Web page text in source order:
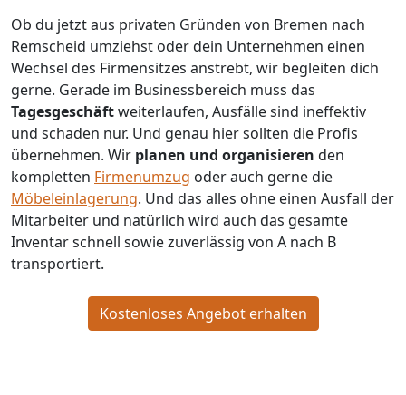
Ob du jetzt aus privaten Gründen von Bremen nach
Remscheid umziehst oder dein Unternehmen einen
Wechsel des Firmensitzes anstrebt, wir begleiten dich
gerne. Gerade im Businessbereich muss das
Tagesgeschäftweiterlaufen, Ausfälle sind ineffektiv
und schaden nur. Und genau hier sollten die Profis
übernehmen. Wir planen und organisieren den
kompletten Firmenumzug oder auch gerne die
Möbeleinlagerung. Und das alles ohne einen Ausfall der
Mitarbeiter und natürlich wird auch das gesamte
Inventar schnell sowie zuverlässig von A nach B
transportiert.
Kostenloses Angebot erhalten